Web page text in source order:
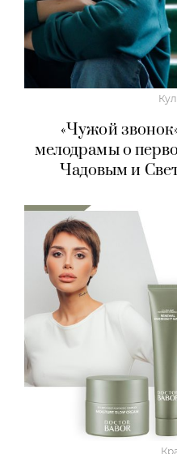
«Чужой
мелодрамы о
Чадовым и